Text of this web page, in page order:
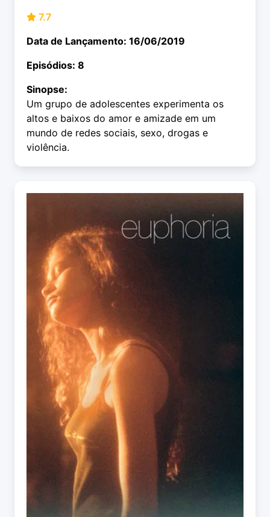
7.7
Data de Lançamento: 16/06/2019
Episódios: 8
Sinopse:
Um grupo de adolescentes experimenta os
altos e baixos do amor e amizade em um
mundo de redes sociais, sexo, drogas e
violência.